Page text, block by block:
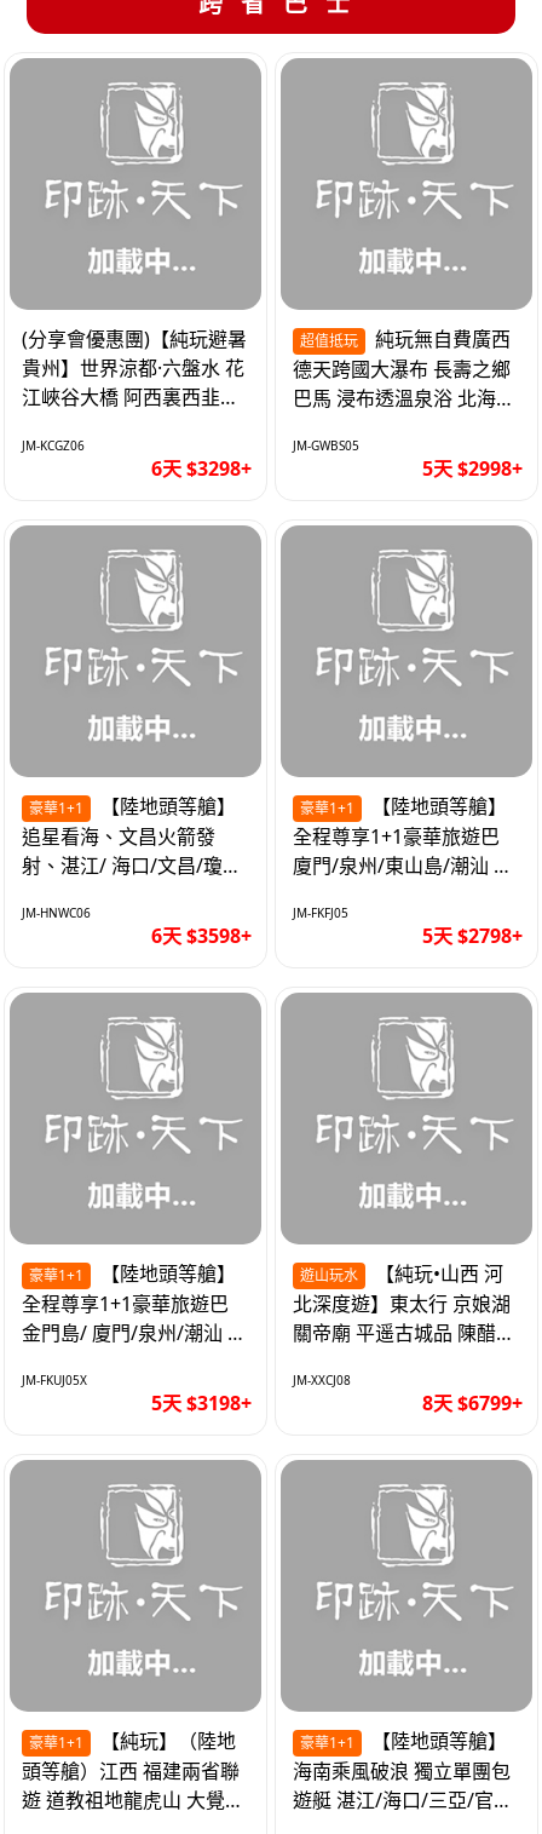
(分享會優惠團)【純玩避暑
貴州】世界涼都·六盤水 花
江峽谷大橋 阿西裏西韭菜
JM-KCGZ06
6天 $3298+
超值抵玩
德天跨國大瀑布 長壽之鄉
巴馬 浸布透溫泉浴 北海銀
JM-GWBS05
5天 $2998+
豪華1+1
追星看海、文昌火箭發
射、湛江/ 海口/文昌/瓊海/
優質6天
JM-HNWC06
6天 $3598+
豪華1+1
全程尊享1+1豪華旅遊巴
廈門/泉州/東山島/潮汕 精
JM-FKFJ05
5天 $2798+
豪華1+1
全程尊享1+1豪華旅遊巴
金門島/ 廈門/泉州/潮汕 無
JM-FKUJ05X
5天 $3198+
遊山玩水
北深度遊】東太行 京娘湖
關帝廟 平遥古城品 陳醋咖
JM-XXCJ08
8天 $6799+
豪華1+1
頭等艙）江西 福建兩省聯
遊 道教祖地龍虎山 大覺山
豪華1+1
海南乘風破浪 獨立單團包
遊艇 湛江/海口/三亞/官塘/